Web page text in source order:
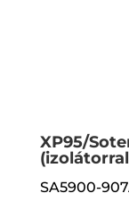
XP95/
SA5900-